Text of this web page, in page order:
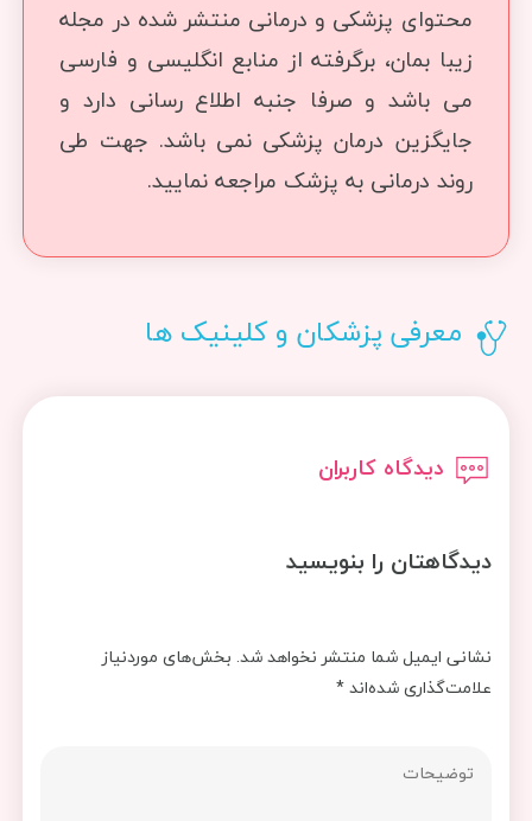
محتوای پزشکی و درمانی منتشر شده در مجله
زیبا بمان، برگرفته از منابع انگلیسی و فارسی
می باشد و صرفا جنبه اطلاع رسانی دارد و
جایگزین درمان پزشکی نمی باشد. جهت طی
روند درمانی به پزشک مراجعه نمایید.
معرفی پزشکان و کلینیک ها
دیدگاه کاربران
دیدگاهتان را بنویسید
نشانی ایمیل شما منتشر نخواهد شد. بخش‌های موردنیاز
علامت‌گذاری شده‌اند*